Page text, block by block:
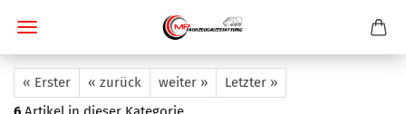
« Erster « zurück weiter »
Letzter »